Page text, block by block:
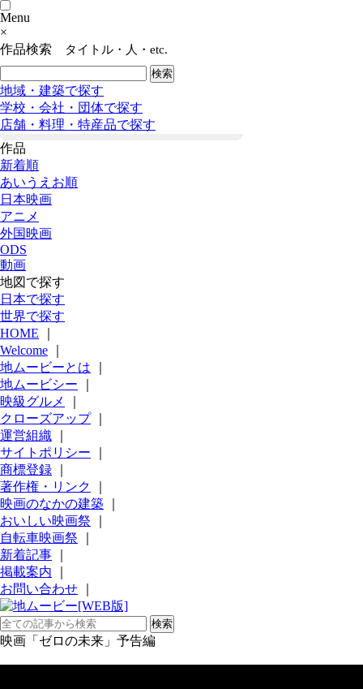
Menu
×
作品検索
タイトル・人・etc.
地域・建築で探す
学校・会社・団体で探す
店舗・料理・特産品で探す
作品
新着順
あいうえお順
日本映画
アニメ
外国映画
ODS
動画
地図で探す
日本で探す
世界で探す
HOME
Welcome
地ムービーとは
地ムービシー
映級グルメ
クローズアップ｜
運営組織
サイトポリシー
商標登録
著作権・リンク
映画のなかの建築
おいしい映画祭
自転車映画祭
新着記事
掲載案内
お問い合わせ
映画「ゼロの未来」予告編